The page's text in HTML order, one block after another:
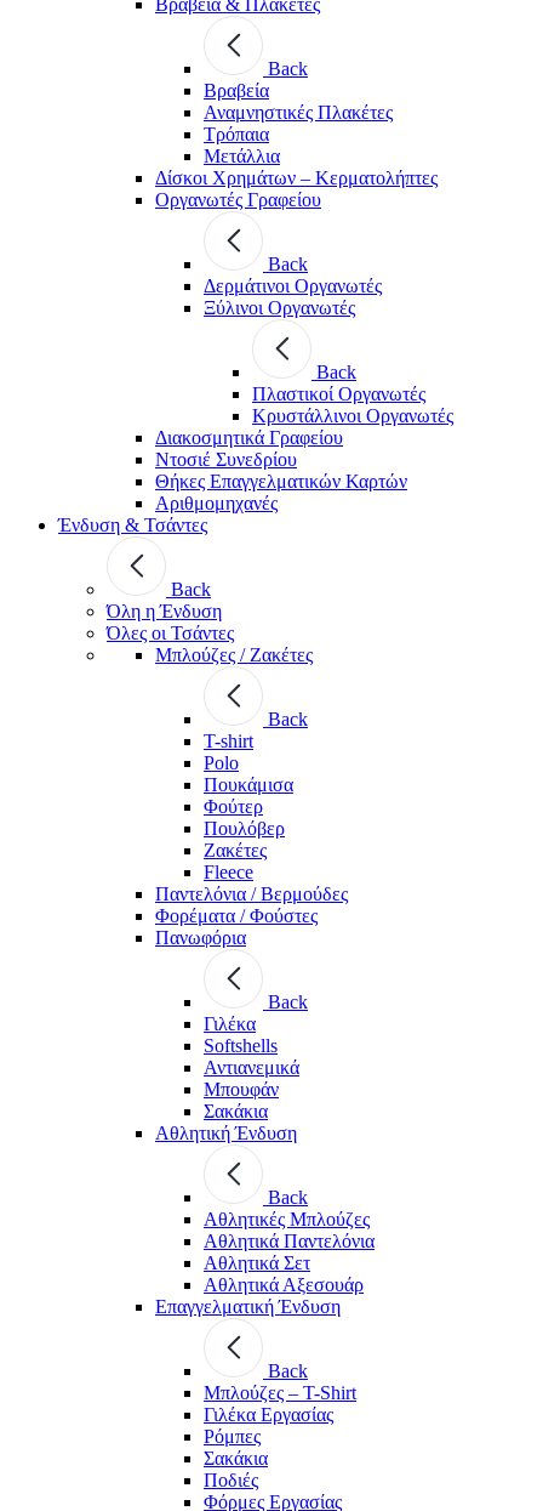
Back
Βραβεία
Αναμνηστικές Πλακέτες
Τρόπαια
Μετάλλια
Δίσκοι Χρημάτων – Κερματολήπτες
Οργανωτές Γραφείου
Back
Δερμάτινοι Οργανωτές
Ξύλινοι Οργανωτές
Back
Πλαστικοί Οργανωτές
Κρυστάλλινοι Οργανωτές
Διακοσμητικά Γραφείου
Ντοσιέ Συνεδρίου
Θήκες Επαγγελματικών Καρτών
Αριθμομηχανές
Ένδυση & Τσάντες
Back
Όλη η Ένδυση
Όλες οι Τσάντες
Μπλούζες / Ζακέτες
Back
T-shirt
Polo
Πουκάμισα
Φούτερ
Πουλόβερ
Ζακέτες
Fleece
Παντελόνια / Βερμούδες
Φορέματα / Φούστες
Πανωφόρια
Back
Γιλέκα
Softshells
Αντιανεμικά
Μπουφάν
Σακάκια
Αθλητική Ένδυση
Back
Aθλητικές Μπλούζες
Αθλητικά Παντελόνια
Αθλητικά Σετ
Αθλητικά Αξεσουάρ
Επαγγελματική Ένδυση
Back
Μπλούζες – T-Shirt
Γιλέκα Εργασίας
Ρόμπες
Σακάκια
Ποδιές
Φόρμες Εργασίας